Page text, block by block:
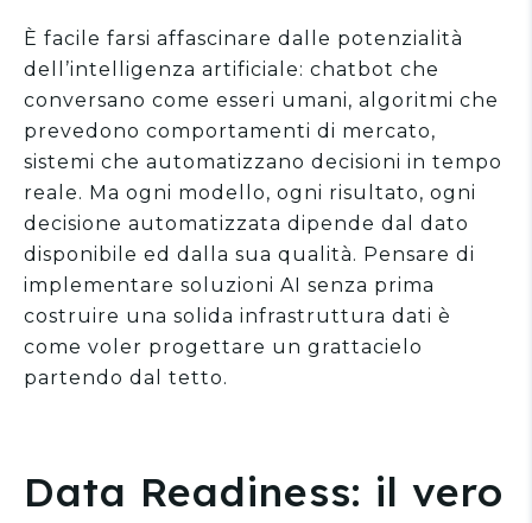
È facile farsi affascinare dalle potenzialità
dell’intelligenza artificiale: chatbot che
conversano come esseri umani, algoritmi che
prevedono comportamenti di mercato,
sistemi che automatizzano decisioni in tempo
reale. Ma ogni modello, ogni risultato, ogni
decisione automatizzata dipende dal dato
disponibile ed dalla sua qualità. Pensare di
implementare soluzioni AI senza prima
costruire una solida infrastruttura dati è
come voler progettare un grattacielo
partendo dal tetto.
Data Readiness: il vero